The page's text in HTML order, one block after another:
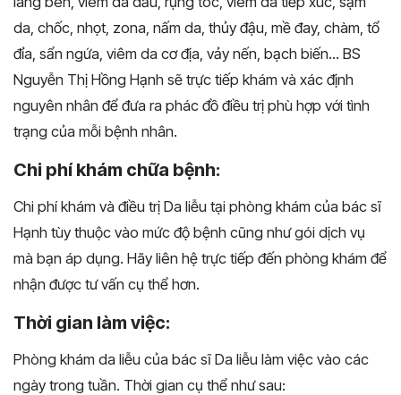
da, chốc, nhọt, zona, nấm da, thủy đậu, mề đay, chàm, tổ
đỉa, sẩn ngứa, viêm da cơ địa, vảy nến, bạch biến... BS
Nguyễn Thị Hồng Hạnh sẽ trực tiếp khám và xác định
nguyên nhân để đưa ra phác đồ điều trị phù hợp với tình
trạng của mỗi bệnh nhân.
Chi phí khám chữa bệnh:
Chi phí khám và điều trị Da liễu tại phòng khám của bác sĩ
Hạnh tùy thuộc vào mức độ bệnh cũng như gói dịch vụ
mà bạn áp dụng. Hãy liên hệ trực tiếp đến phòng khám để
nhận được tư vấn cụ thể hơn.
Thời gian làm việc:
Phòng khám da liễu của bác sĩ Da liễu làm việc vào các
ngày trong tuần. Thời gian cụ thể như sau: